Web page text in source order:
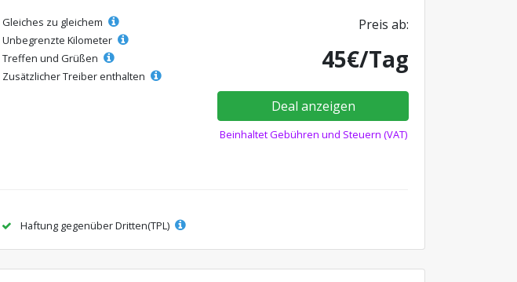
Gleiches zu gleichem
Unbegrenzte Kilometer
Treffen und Grüßen
Zusätzlicher Treiber enthalten
Preis ab:
45€/Tag
Deal anzeigen
Beinhaltet Gebühren und Steuern (VAT)
Haftung gegenüber Dritten(TPL)